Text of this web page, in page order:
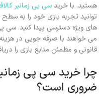
هستید. با خریدسی پی زمانبر
توانید تجربه بازی خود را به سطح
های ویژه دسترسی پیدا کنید.
می خواهند با صرفه جویی در
قانونی و مطمئن منابع بازی را
چرا خرید سی پی
ضروری است؟